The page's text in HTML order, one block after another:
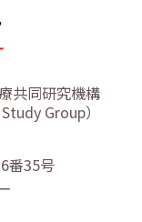
共同研究機構
Group）
番35号